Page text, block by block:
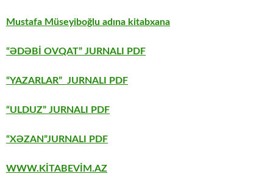
Mustafa Müseyiboğlu adına kitabxana
“ƏDƏBİ OVQAT” JURNALI PDF
“YAZARLAR” JURNALI PDF
“ULDUZ” JURNALI PDF
“XƏZAN”JURNALI PDF
WWW.KİTABEVİM.AZ